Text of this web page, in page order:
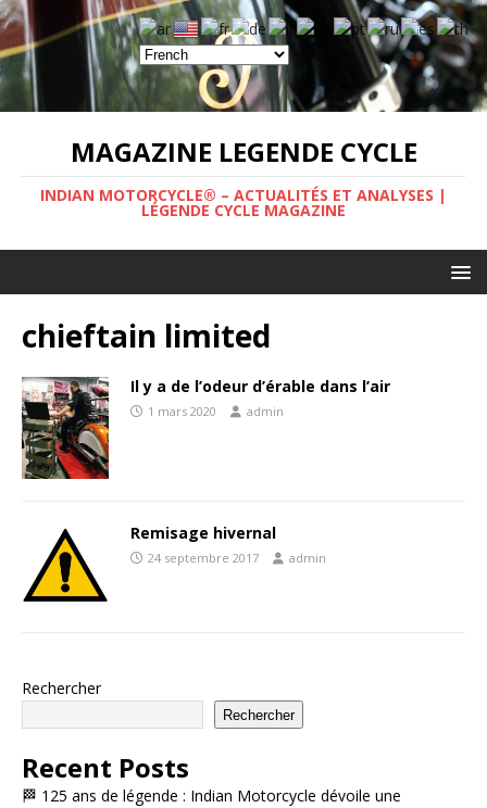
MAGAZINE LEGENDE CYCLE
INDIAN MOTORCYCLE® – ACTUALITÉS ET ANALYSES |
LÉGENDE CYCLE MAGAZINE
chieftain limited
Il y a de l’odeur d’érable dans l’air
1 mars 2020 admin
Remisage hivernal
24 septembre 2017 admin
Rechercher
Rechercher
Recent Posts
🏁 125 ans de légende : Indian Motorcycle dévoile une